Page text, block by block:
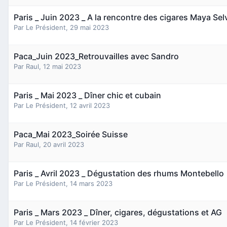
Paris _ Juin 2023 _ A la rencontre des cigares Maya
Par Le Président, 29 mai 2023
Paca_Juin 2023_Retrouvailles avec Sandro
Par Raul 12 mai 2023
Paris _ Mai 2023 _ Dîner chic et cubain
Par Le Président, 12 avril 2023
Paca_Mai 2023_Soirée Suisse
Par Raul 20 avril 2023
Paris _ Avril 2023 _ Dégustation des rhums Montebello
Par Le Président, 14 mars 2023
Paris _ Mars 2023 _ Dîner, cigares, dégustations et AG
Par Le Président 14 février 2023